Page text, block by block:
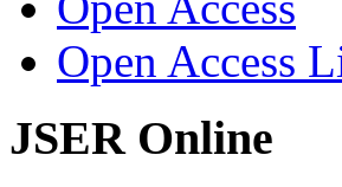
Open Access
JSER Online